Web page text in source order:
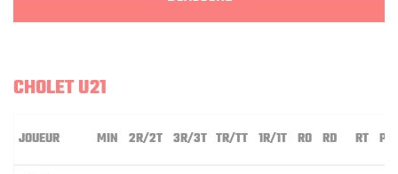
CHOLET U21
JOUEUR MIN 2R/2T 3R/3T TR/TT 1R/1T RO RD RT PD